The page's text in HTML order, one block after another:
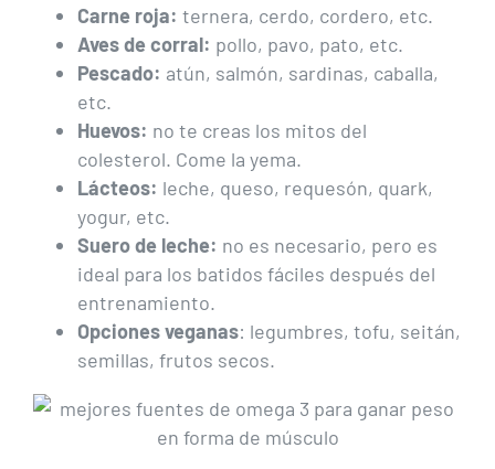
Carne roja: ternera, cerdo, cordero, etc.
Aves de corral: pollo, pavo, pato, etc.
Pescado: atún, salmón, sardinas, caballa,
etc.
Huevos: no te creas los mitos del
colesterol. Come la yema.
Lácteos: leche, queso, requesón, quark,
yogur, etc.
Suero de leche: no es necesario, pero es
ideal para los batidos fáciles después del
entrenamiento.
Opciones veganas: legumbres, tofu, seitán,
semillas, frutos secos.